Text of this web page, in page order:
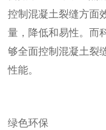
控制混凝土裂缝方面
量，降低和易性。而
够全面控制混凝土裂
性能。
绿色环保